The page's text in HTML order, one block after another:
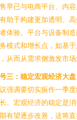
早已与电商平台、内
助于构建更加透明、
体验。平台与设备制
模式和增长点，如基
从而从需求侧激发市场
三：稳定宏观经济大
强调要切实振作一季
。宏观经济的稳定是
有望逐步改善，这将